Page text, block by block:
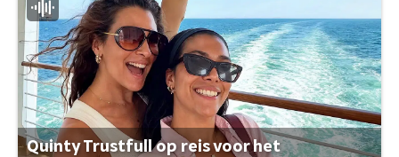
Quinty Trustfull op reis voor het